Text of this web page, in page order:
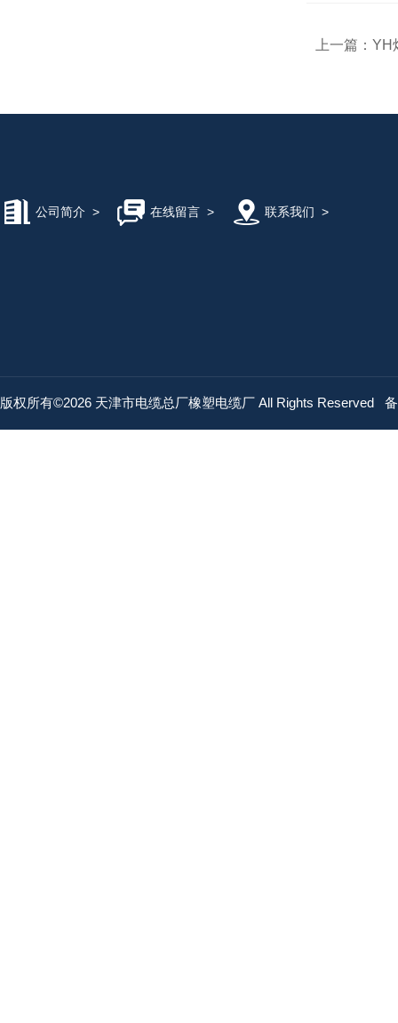
上一篇： YH
公司简介 > 在线留言> 联系我们 >
版权所有©2026 天津市电缆总厂橡塑电缆厂 All Rights Reserved